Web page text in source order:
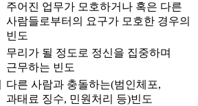
주어진 업무가 모호하거나 혹은 다른
사람들로부터의 요구가 모호한 경우의
빈도
무리가 될 정도로 정신을 집중하며
근무하는 빈도
다른 사람과 충돌하는(범인체포,
과태료 징수, 민원처리 등)빈도